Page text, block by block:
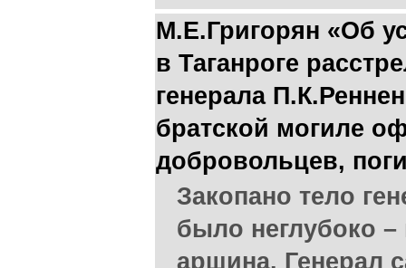
М.Е.Григорян «Об
в Таганроге
генерала
братской могиле
добровольцев,
Закопано тело
было неглубоко –
аршина. Генерал